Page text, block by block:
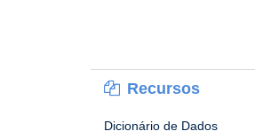
Recursos
Dicionário de Dados